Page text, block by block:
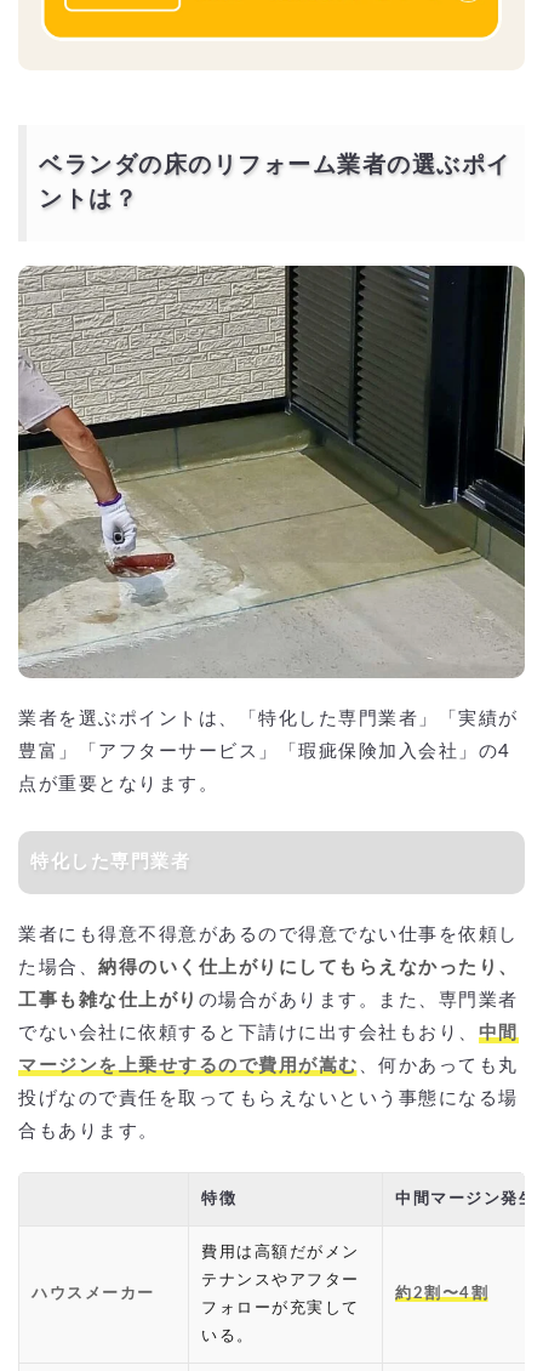
ベランダの床のリフォーム業者の選ぶポイ
ントは？
業者を選ぶポイントは、「特化した専門業者」「実績が
豊富」「アフターサービス」「瑕疵保険加入会社」の4
点が重要となります。
特化した専門業者
業者にも得意不得意があるので得意でない仕事を依頼し
た場合、 納得のいく仕上がりにしてもらえなかったり、
工事も雑な仕上がり の場合があります。また、専門業者
でない会社に依頼すると下請けに出す会社もおり、 中間
マージンを上乗せするので費用が嵩む 、何かあっても丸
投げなので責任を取ってもらえないという事態になる場
合もあります。
特徴 中間マージン発生
ハウスメーカー
費用は高額だがメン
テナンスやアフター
フォローが充実して
いる。
約2割〜4割